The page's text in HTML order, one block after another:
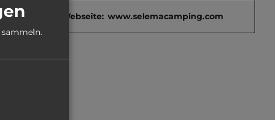
Webseite: www.selemacamping.com